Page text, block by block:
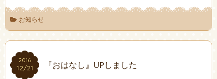
お知らせ
2016
12/21
2016
12/21 『おはなし』UPしました